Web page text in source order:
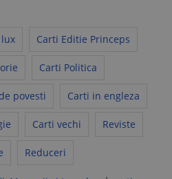
Carti Editie Princeps
Carti Politica
povesti Carti in engleza
Carti vechi Reviste
Reduceri